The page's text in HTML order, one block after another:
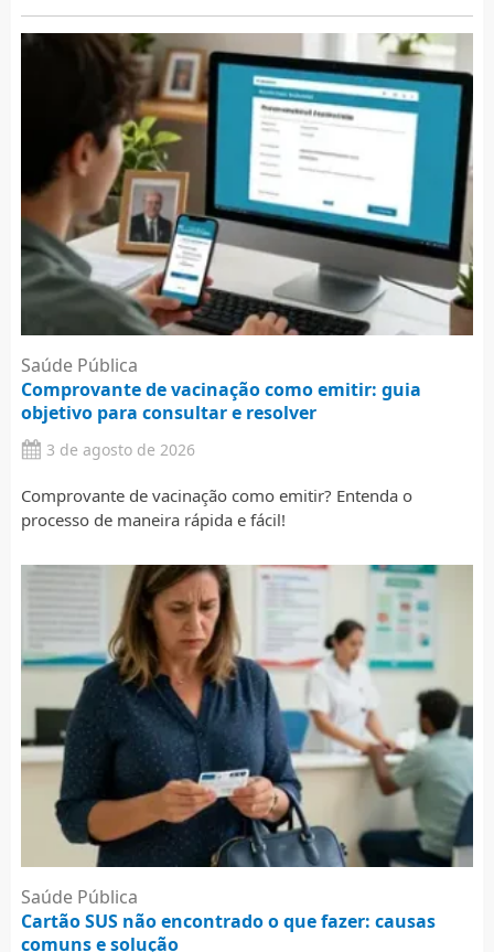
Saúde Pública
Comprovante de vacinação como emitir: guia
objetivo para consultar e resolver
3 de agosto de 2026
Comprovante de vacinação como emitir? Entenda o
processo de maneira rápida e fácil!
Saúde Pública
Cartão SUS não encontrado o que fazer: causas
comuns e solução